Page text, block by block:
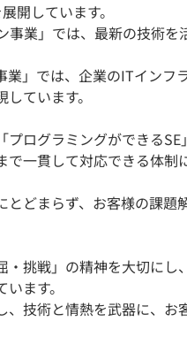
開しています。
事業」では、最新の技術
業」では、企業のITイン
ています。
ログラミングができるSE
で一貫して対応できる体制
とどまらず、お客様の課
・挑戦」の精神を大切に
ます。
、技術と情熱を武器に、